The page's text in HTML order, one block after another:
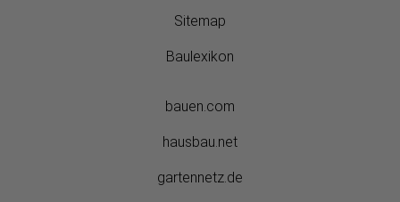
Sitemap
Baulexikon
bauen.com
hausbau.net
gartennetz.de